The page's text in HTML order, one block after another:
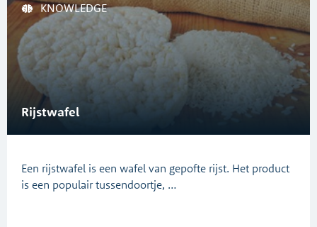
KNOWLEDGE
Rijstwafel
Een rijstwafel is een wafel van gepofte rijst. Het product
is een populair tussendoortje, …